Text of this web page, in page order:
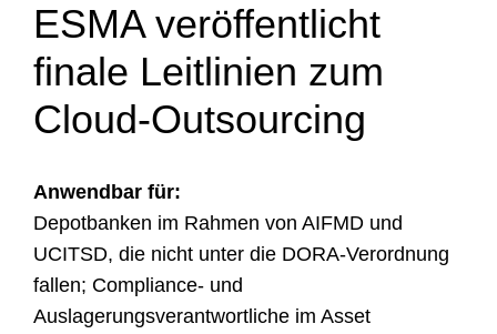
ESMA veröffentlicht
finale Leitlinien zum
Cloud-Outsourcing
Anwendbar für:
Depotbanken im Rahmen von AIFMD und
UCITSD, die nicht unter die DORA-Verordnung
fallen; Compliance- und
Auslagerungsverantwortliche im Asset